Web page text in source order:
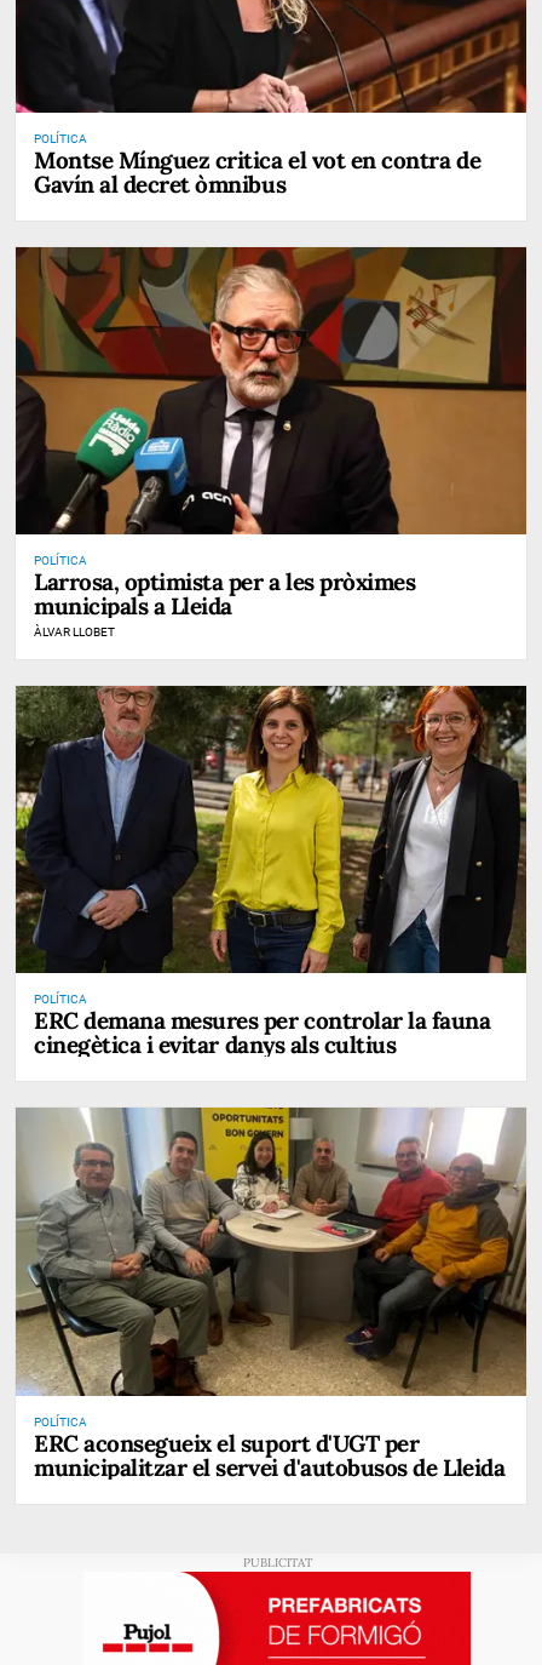
POLÍTICA
Montse Mínguez critica el vot en contra de
Gavín al decret òmnibus
POLÍTICA
Larrosa, optimista per a les pròximes
municipals a Lleida
ÀLVAR LLOBET
POLÍTICA
ERC demana mesures per controlar la fauna
cinegètica i evitar danys als cultius
POLÍTICA
ERC aconsegueix el suport d'UGT per
municipalitzar el servei d'autobusos de Lleida